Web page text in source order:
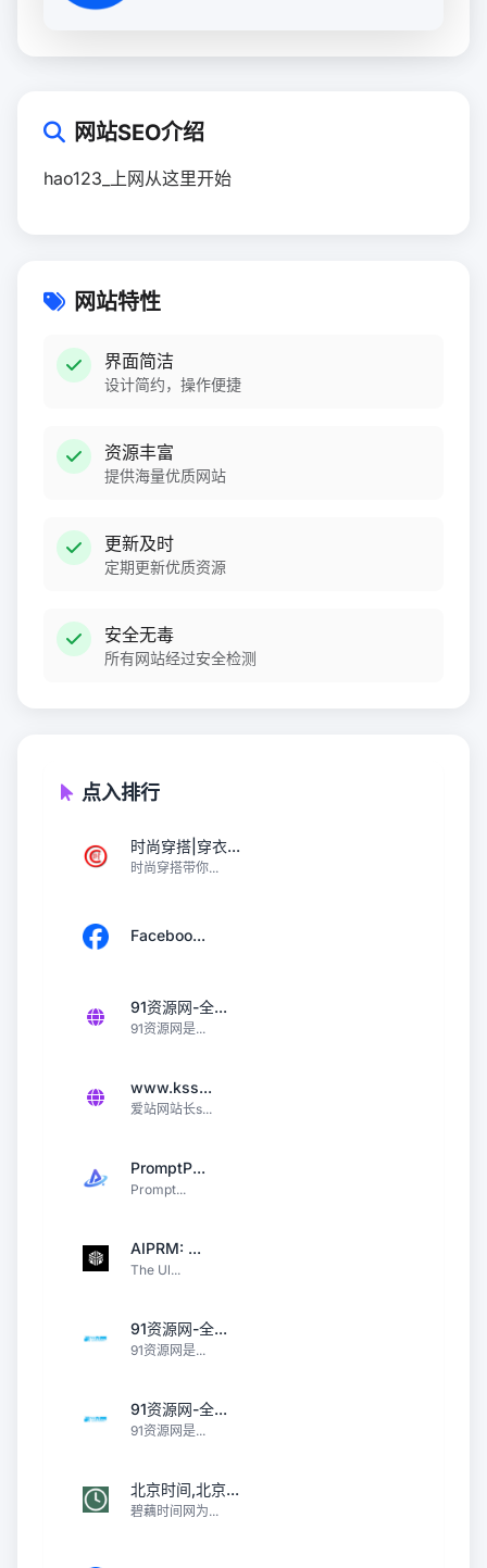
网站SEO介绍
hao123_上网从这里开始
网站特性
界面简洁
设计简约，操作便捷
资源丰富
提供海量优质网站
更新及时
定期更新优质资源
安全无毒
所有网站经过安全检测
点入排行
时尚穿搭|穿衣...
时尚穿搭带你...
Faceboo...
91资源网-全...
91资源网是...
www.kss...
爱站网站长s...
PromptP...
Prompt...
AIPRM: ...
The Ul...
91资源网-全...
91资源网是...
91资源网-全...
91资源网是...
北京时间,北京...
碧藕时间网为...